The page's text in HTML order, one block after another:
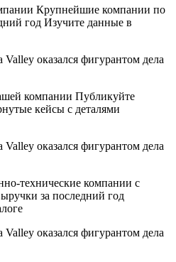
Крупнейшие компании по
год Изучите данные в
компании Публикуйте
кейсы с деталями
технические компании с
за последний год